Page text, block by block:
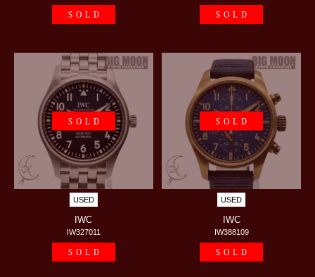
SOLD SOLD
SOLD
USED
IWC
IW327011
SOLD
SOLD
USED
IWC
IW388109
SOLD